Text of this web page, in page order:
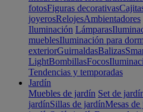
fotosFiguras decorativas
joyerosRelojesAmbientadores
Iluminación Lámparas
mueblesIluminación para
exteriorGuirnaldasBalizas
LightBombillasFocos
Tendencias y temporadas
Jardín
Muebles de jardín Set de
jardínSillas de jardínMesas de